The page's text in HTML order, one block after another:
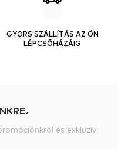
GYORS SZÁLLÍTÁS AZ ÖN
LÉPCSŐHÁZÁIG
és exkluzív